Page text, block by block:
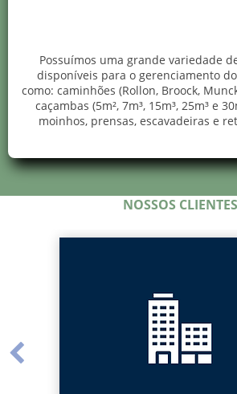
Possuímos uma grande variedade
disponíveis para o gerenciamento
como: caminhões (Rollon, Broock,
caçambas (5m², 7m³, 15m³, 25m³ e
moinhos, prensas, escavadeiras e
NOSSOS CLIENTES